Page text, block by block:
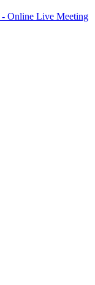
- Online Live Meeting